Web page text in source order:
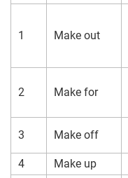
1 Make out
2 Make for
3 Make off
4
Make up